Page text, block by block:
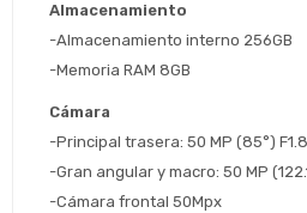
Almacenamiento
-Almacenamiento interno 256GB
-Memoria RAM 8GB
Cámara
-Principal trasera: 50 MP (85°)
-Gran angular y macro: 50 MP
-Cámara frontal 50Mpx
Seleccioná Pago
de pago